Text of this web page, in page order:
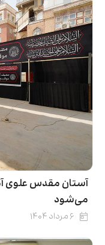
آستان مقدس علوی
می‌شود
۶ مرداد ۱۴۰۴